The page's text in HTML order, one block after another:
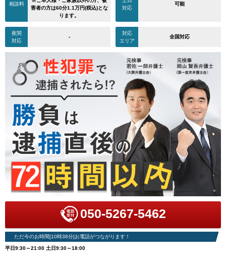
相談料
害者の方は60分1.1万円(税込)とな
ります。
対応
可能
夜間
対応
-
対応
エリア
全国対応
050-5267-5462
ただ今のお時間[10時38分]お電話がつながります！
平日9:30～21:00 土日9:30～18:00